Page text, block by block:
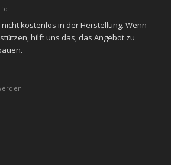
kostenlos in der Herstellung. Wenn
hilft uns das, das Angebot zu